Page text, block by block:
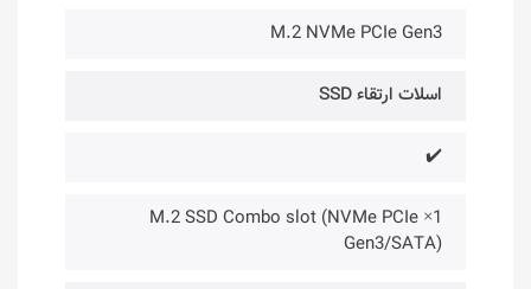
M.2 NVMe PCIe Gen3
اسلات ارتقاء SSD
✔️
1× M.2 SSD Combo slot (NVMe PCIe
Gen3/SATA)